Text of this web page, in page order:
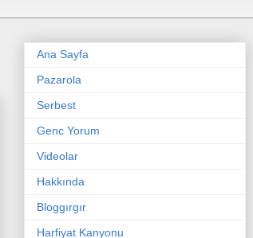
Ana Sayfa
Pazarola
Serbest
Genc Yorum
Videolar
Hakkında
Bloggırgır
Harfiyat Kanyonu